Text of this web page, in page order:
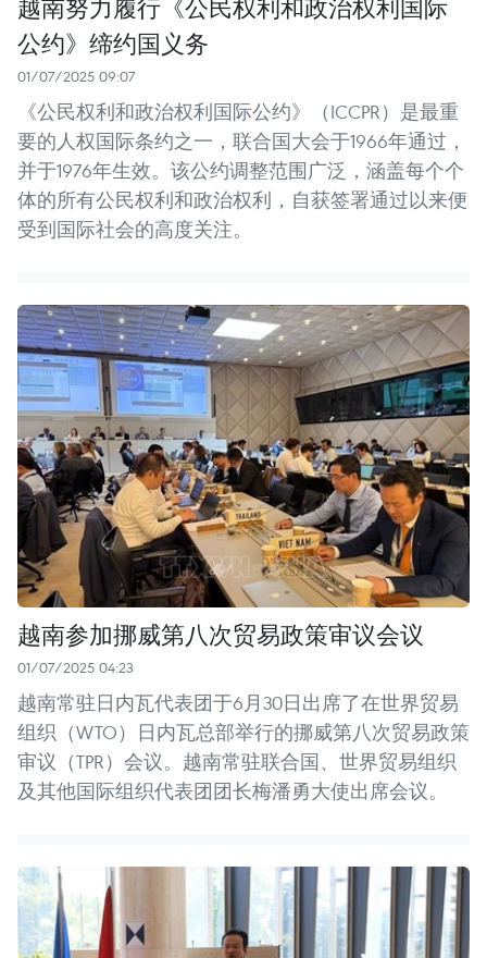
越南努力履行《公民权利和政治权利国际
公约》缔约国义务
01/07/2025 09:07
《公民权利和政治权利国际公约》（ICCPR）是最重
要的人权国际条约之一，联合国大会于1966年通过，
并于1976年生效。该公约调整范围广泛，涵盖每个个
体的所有公民权利和政治权利，自获签署通过以来便
受到国际社会的高度关注。
越南参加挪威第八次贸易政策审议会议
01/07/2025 04:23
越南常驻日内瓦代表团于6月30日出席了在世界贸易
组织（WTO）日内瓦总部举行的挪威第八次贸易政策
审议（TPR）会议。越南常驻联合国、世界贸易组织
及其他国际组织代表团团长梅潘勇大使出席会议。